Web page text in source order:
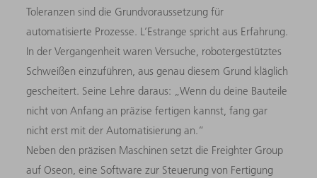
Toleranzen sind die Grundvoraussetzung für
automatisierte Prozesse. L’Estrange spricht aus Erfahrung.
In der Vergangenheit waren Versuche, robotergestütztes
Schweißen einzuführen, aus genau diesem Grund kläglich
gescheitert. Seine Lehre daraus: „Wenn du deine Bauteile
nicht von Anfang an präzise fertigen kannst, fang gar
nicht erst mit der Automatisierung an.“
Neben den präzisen Maschinen setzt die Freighter Group
auf Oseon, eine Software zur Steuerung von Fertigung